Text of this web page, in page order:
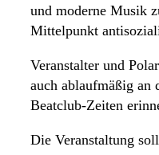
und moderne Musik
Mittelpunkt
Veranstalter und
auch ablaufmäßig an
Beatclub-Zeiten
Die Veranstaltung